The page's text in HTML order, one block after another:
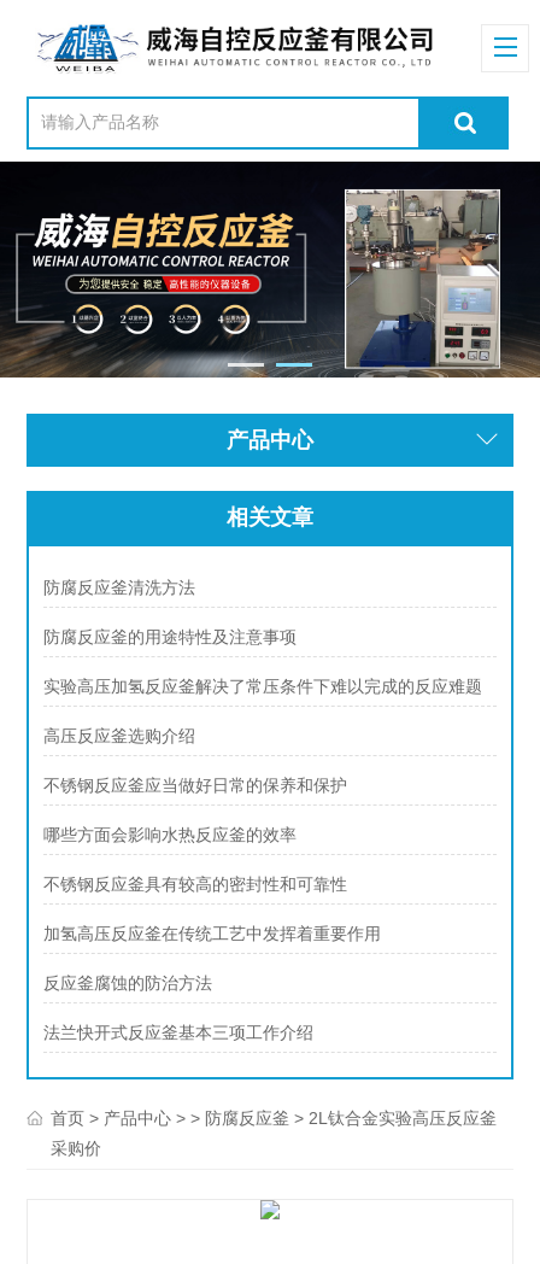
产品中心
相关文章
防腐反应釜清洗方法
防腐反应釜的用途特性及注意事项
实验高压加氢反应釜解决了常压条件下难以完成的反应难题
高压反应釜选购介绍
不锈钢反应釜应当做好日常的保养和保护
哪些方面会影响水热反应釜的效率
不锈钢反应釜具有较高的密封性和可靠性
加氢高压反应釜在传统工艺中发挥着重要作用
反应釜腐蚀的防治方法
法兰快开式反应釜基本三项工作介绍
首页 > 产品中心 > > 防腐反应釜 > 2L钛合金实验高压反应釜
采购价